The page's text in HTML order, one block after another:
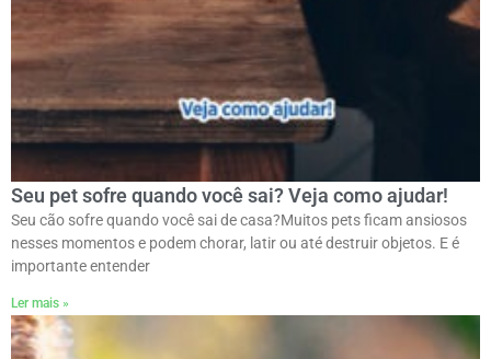
Seu pet sofre quando você sai? Veja como ajudar!
Seu cão sofre quando você sai de casa?ㅤMuitos pets ficam ansiosos
nesses momentos e podem chorar, latir ou até destruir objetos. E é
importante entender
Ler mais »